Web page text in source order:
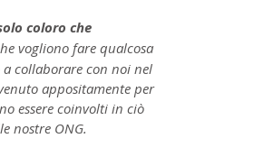
coloro che
vogliono fare qualcosa
collaborare con noi nel
appositamente per
essere coinvolti in ciò
nostre ONG.